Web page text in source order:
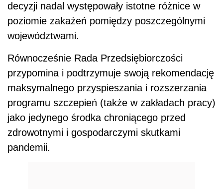
decyzji nadal występowały istotne różnice w
poziomie zakażeń pomiędzy poszczególnymi
województwami.
Równocześnie Rada Przedsiębiorczości
przypomina i podtrzymuje swoją rekomendację
maksymalnego przyspieszania i rozszerzania
programu szczepień (także w zakładach pracy)
jako jedynego środka chroniącego przed
zdrowotnymi i gospodarczymi skutkami
pandemii.